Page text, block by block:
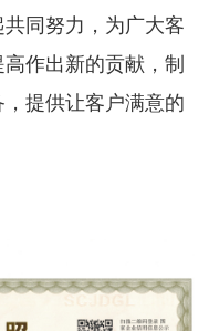
同努力，为广大客
作出新的贡献，制
提供让客户满意的